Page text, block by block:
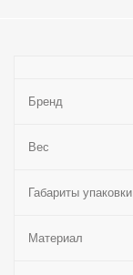
Бренд
Вес
Габариты упаковки
Материал